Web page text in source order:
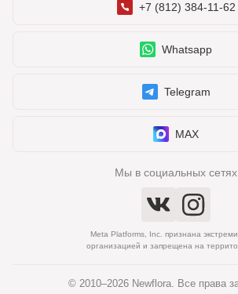
+7 (812) 384-11-62
Whatsapp
Telegram
MAX
Мы в социальных сетях
Meta Platforms, Inc. признана
организацией и запрещена на
© 2010–2026 Newflora. Все права